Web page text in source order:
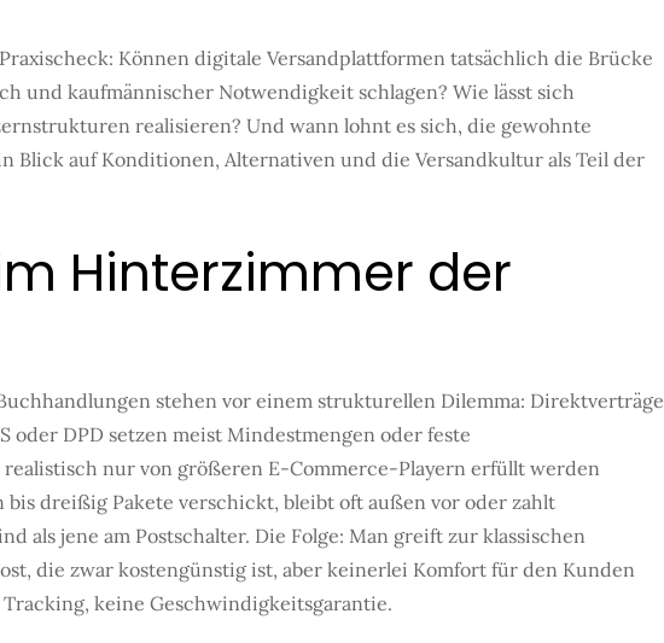
Können digitale Versandplattformen tatsächlich die Brücke
und kaufmännischer Notwendigkeit schlagen? Wie lässt sich
realisieren? Und wann lohnt es sich, die gewohnte
Blick auf Konditionen, Alternativen und die Versandkultur als Teil der
Hinterzimmer der
stehen vor einem strukturellen Dilemma: Direktverträge
oder DPD setzen meist Mindestmengen oder feste
realistisch nur von größeren E-Commerce-Playern erfüllt werden
bis dreißig Pakete verschickt, bleibt oft außen vor oder zahlt
als jene am Postschalter. Die Folge: Man greift zur klassischen
die zwar kostengünstig ist, aber keinerlei Komfort für den Kunden
keine Geschwindigkeitsgarantie.